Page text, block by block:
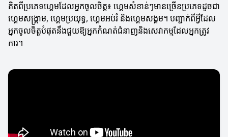
គិតពីប្រភេទហ្គេមដែលអ្នកចូលចិត្ត៖ ហ្គេមសំខាន់ៗមានច្រើនប្រភេទដូចជា
ហ្គេមសង្គ្រាម, ហ្គេមប្រយុទ្ធ, ហ្គេមអប់រំ និងហ្គេមសង្គម។ បញ្ជាក់ពីអ្វីដែល
អ្នកចូលចិត្តបំផុតនឹងជួយឱ្យអ្នកកំណត់ជំនាញនិងសេវាកម្មដែលអ្នកត្រូវ
ការ។